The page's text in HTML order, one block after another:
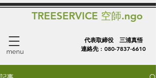
TREESERVICE 空師.ngo
代表取締役 三浦真悟
連絡先 : 080-7837-6610
menu